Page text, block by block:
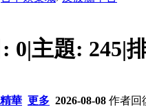
0|主題: 245|
精華 更多 2026-08-08 作者回